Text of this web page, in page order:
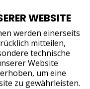
WEBSITE
werden einerseits
mitteilen,
technische
Website
um eine
zu gewährleisten.